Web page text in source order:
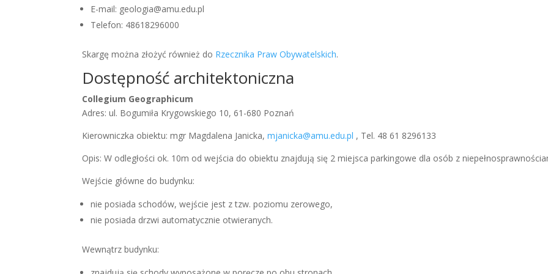
E-mail: geologia@amu.edu.pl
Telefon: 48618296000
Skargę można złożyć również do Rzecznika Praw Obywatelskich.
Dostępność architektoniczna
Collegium Geographicum
Adres: ul. Bogumiła Krygowskiego 10, 61-680 Poznań
Kierowniczka obiektu: mgr Magdalena Janicka,mjanicka@amu.edu.pl , Tel. 48 61 8296133
Opis: W odległości ok. 10m od wejścia do obiektu znajdują się 2 miejsca parkingowe dla osób z
Wejście główne do budynku:
nie posiada schodów, wejście jest z tzw. poziomu zerowego,
nie posiada drzwi automatycznie otwieranych.
Wewnątrz budynku: